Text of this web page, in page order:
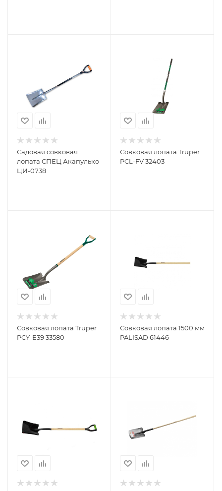
Садовая совковая
лопата СПЕЦ Акапулько
ЦИ-0738
Совковая лопата Truper
PCL-FV 32403
Совковая лопата Truper
PCY-E39 33580
Совковая лопата 1500 мм
PALISAD 61446